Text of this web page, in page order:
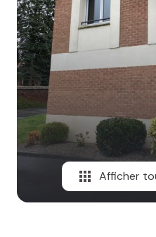
Afficher